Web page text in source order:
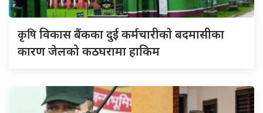
कृषिविकास बैंकका दुई कर्मचारीकाे बदमासीका
कारण जेलको कठघरामा हाकिम